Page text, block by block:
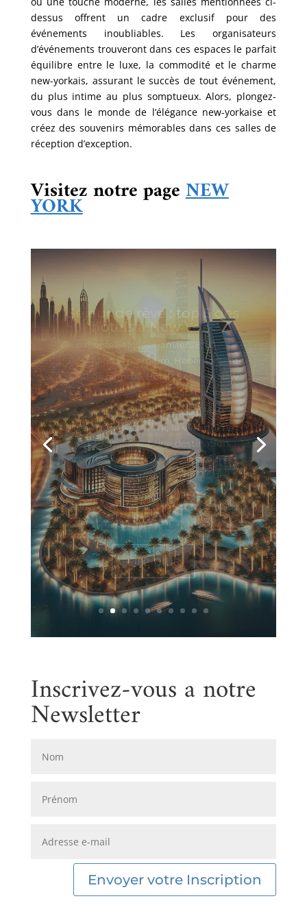
dessus offrent un cadre exclusif pour des
événements inoubliables. Les organisateurs
d’événements trouveront dans ces espaces le parfait
équilibre entre le luxe, la commodité et le charme
new-yorkais, assurant le succès de tout événement,
du plus intime au plus somptueux. Alors, plongez-
vous dans le monde de l’élégance new-yorkaise et
créez des souvenirs mémorables dans ces salles de
réception d’exception.
Visitez notre pageNEW
YORK
Découvrez les meilleurs
hôtels 5 étoiles de Dubaï
par hotel5etoiles janvier 28, 2025|
Destinations touristiques
Dubaï,
Évasions Exclusives,Expériences 5
étoiles,Hébergement haut de gamme,
Hôtels 5 étoiles,Palaces à Dubaï,Voyage
de luxe| 0 Commentaires
Découvrez les meilleurs hôtels 5
étoiles de Dubaï Dubaï, symbole de
luxe et d’opulence, est une
destination de choix pour les
voyageurs en quête d’expériences
exceptionnelles. Avec ses gratte-ciel
emblématiques, ses plages
immaculées et ses attractions de
renommée...
Lire plus
Inscrivez-vous a notre
Newsletter
Envoyer votre Inscription